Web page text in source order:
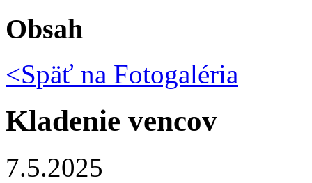
Obsah
<Späť na Fotogaléria
Kladenie vencov
7.5.2025